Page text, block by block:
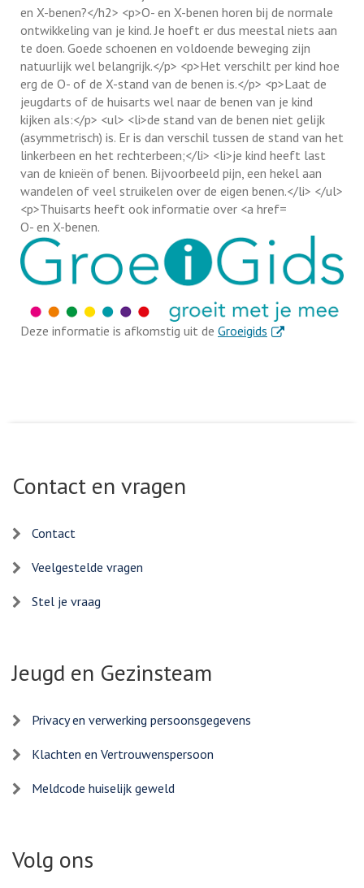
O- en X-benen.
Deze informatie is afkomstig uit de Groeigids . Externe link
Contact en vragen
Contact
Veelgestelde vragen
Stel je vraag
Jeugd en Gezinsteam
Privacy en verwerking persoonsgegevens
Klachten en Vertrouwenspersoon
Meldcode huiselijk geweld
Volg ons